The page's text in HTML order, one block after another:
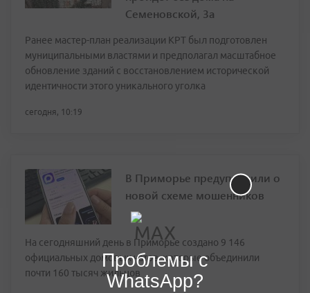
Семеновской, 3а
Ранее мастер-план реализации КРТ был подготовлен
муниципальными властями и предполагал масштабное
обновление зданий с восстановлением исторической
идентичности этого уникального уголка
сегодня, 10:19
В Приморье предупредили о
новой схеме мошенников
На сегодняшний день в Приморье создано 9 146
официальных домовых чатов, которые объединили
почти 160 тысяч жильцов
Проблемы с
WhatsApp?